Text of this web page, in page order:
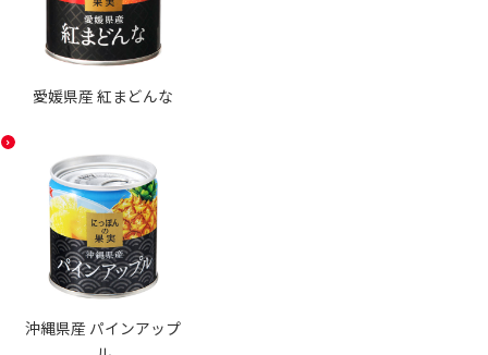
愛媛県産 紅まどんな
沖縄県産 パインアップ